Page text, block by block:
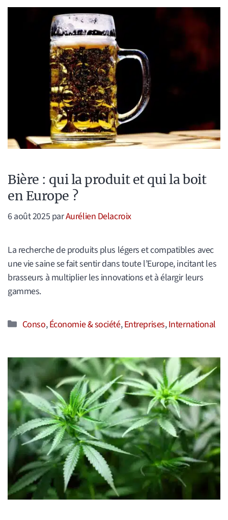
Bière : qui la produit et qui la boit
en Europe ?
6 août 2025 parAurélien Delacroix
La recherche de produits plus légers et compatibles avec
une vie saine se fait sentir dans toute l’Europe, incitant les
brasseurs à multiplier les innovations et à élargir leurs
gammes.
Catégories
Conso,Économie & société,Entreprises,International